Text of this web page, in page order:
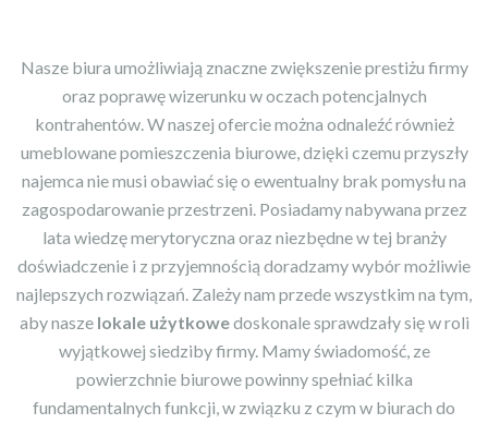
Nasze biura umożliwiają znaczne zwiększenie prestiżu firmy
oraz poprawę wizerunku w oczach potencjalnych
kontrahentów. W naszej ofercie można odnaleźć również
umeblowane pomieszczenia biurowe, dzięki czemu przyszły
najemca nie musi obawiać się o ewentualny brak pomysłu na
zagospodarowanie przestrzeni. Posiadamy nabywana przez
lata wiedzę merytoryczna oraz niezbędne w tej branży
doświadczenie i z przyjemnością doradzamy wybór możliwie
najlepszych rozwiązań. Zależy nam przede wszystkim na tym,
aby naszelokale użytkowedoskonale sprawdzały się w roli
wyjątkowej siedziby firmy. Mamy świadomość, ze
powierzchnie biurowe powinny spełniać kilka
fundamentalnych funkcji, w związku z czym w biurach do